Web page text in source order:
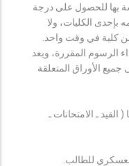
بها للحصول على درجة
بإحدى الكليات، ولا
كلية في وقت واحد.
الرسوم المقررة، ويعد
الأوراق المتعلقة
القيد ـ الامتحانات ـ
للطالب.